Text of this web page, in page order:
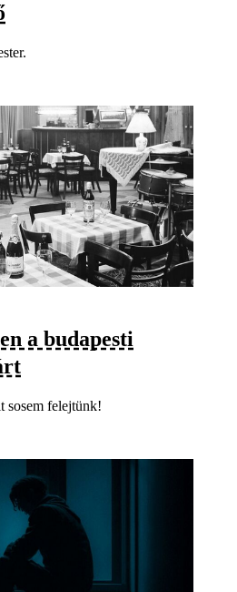
a budapesti
sosem felejtünk!